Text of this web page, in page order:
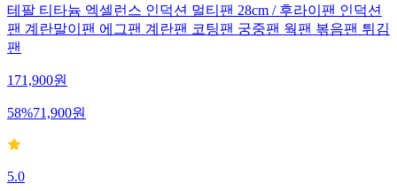
테팔 티타늄 엑셀런스 인덕션 멀티팬 28cm / 후라이팬 인덕션
팬 계란말이팬 에그팬 계란팬 코팅팬 궁중팬 웍팬 볶음팬 튀김
팬
171,900원
58%71,900원
5.0